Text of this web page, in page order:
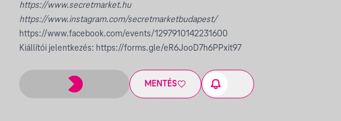
https://www.secretmarket.hu
https://www.instagram.com/secretmarketbudapest/
https://www.facebook.com/events/1297910142231600
Kiállítói jelentkezés: https://forms.gle/eR6JooD7h6PPxit97
MENTÉS